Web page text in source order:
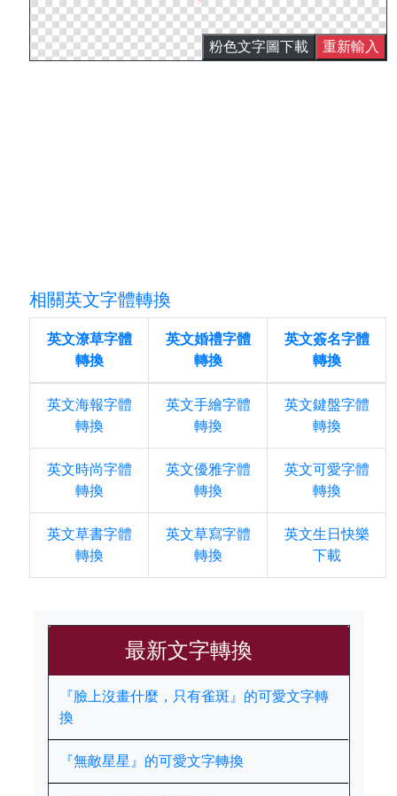
粉色文字圖下載 重新輸入
相關英文字體轉換
英文潦草字體
轉換
英文婚禮字體
轉換
英文簽名字體
轉換
英文海報字體
轉換
英文手繪字體
轉換
英文鍵盤字體
轉換
英文時尚字體
轉換
英文優雅字體
轉換
英文可愛字體
轉換
英文草書字體
轉換
英文草寫字體
轉換
英文生日快樂
下載
最新文字轉換
『臉上沒畫什麼，只有雀斑』的可愛文字轉
換
『無敵星星』的可愛文字轉換